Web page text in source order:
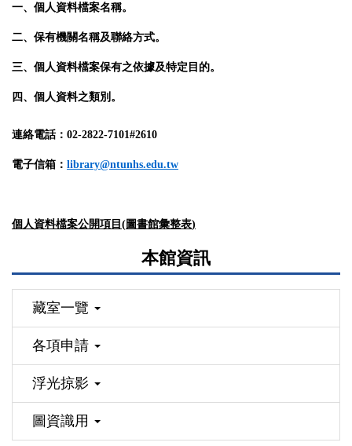
一、個人資料檔案名稱。
二、保有機關名稱及聯絡方式。
三、個人資料檔案保有之依據及特定目的。
四、個人資料之類別。
連絡電話： 02-2822-7101#2610
電子信箱： library@ntunhs.edu.tw
個人資料檔案公開項目 (圖書館彙整表)
本館資訊
藏室一覽
各項申請
浮光掠影
圖資識用